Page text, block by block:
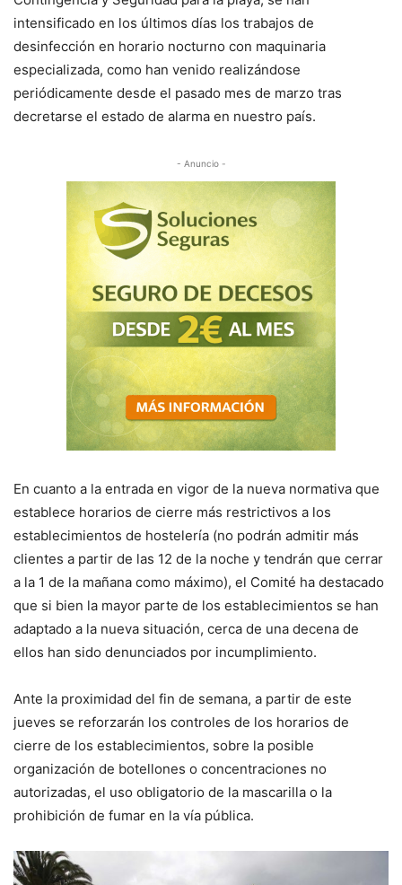
intensificado en los últimos días los trabajos de
desinfección en horario nocturno con maquinaria
especializada, como han venido realizándose
periódicamente desde el pasado mes de marzo tras
decretarse el estado de alarma en nuestro país.
- Anuncio -
En cuanto a la entrada en vigor de la nueva normativa que
establece horarios de cierre más restrictivos a los
establecimientos de hostelería (no podrán admitir más
clientes a partir de las 12 de la noche y tendrán que cerrar
a la 1 de la mañana como máximo), el Comité ha destacado
que si bien la mayor parte de los establecimientos se han
adaptado a la nueva situación, cerca de una decena de
ellos han sido denunciados por incumplimiento.
Ante la proximidad del fin de semana, a partir de este
jueves se reforzarán los controles de los horarios de
cierre de los establecimientos, sobre la posible
organización de botellones o concentraciones no
autorizadas, el uso obligatorio de la mascarilla o la
prohibición de fumar en la vía pública.